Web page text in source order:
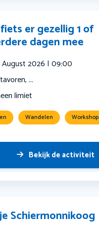
er gezellig 1 of
dagen mee
2026 | 09:00
...
limiet
Wandelen Workshop
Bekijk de activiteit
Schiermonnikoog